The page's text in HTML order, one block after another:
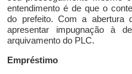
entendimento é de que o
do prefeito. Com a abertura
apresentar impugnação à
arquivamento do PLC.
Empréstimo